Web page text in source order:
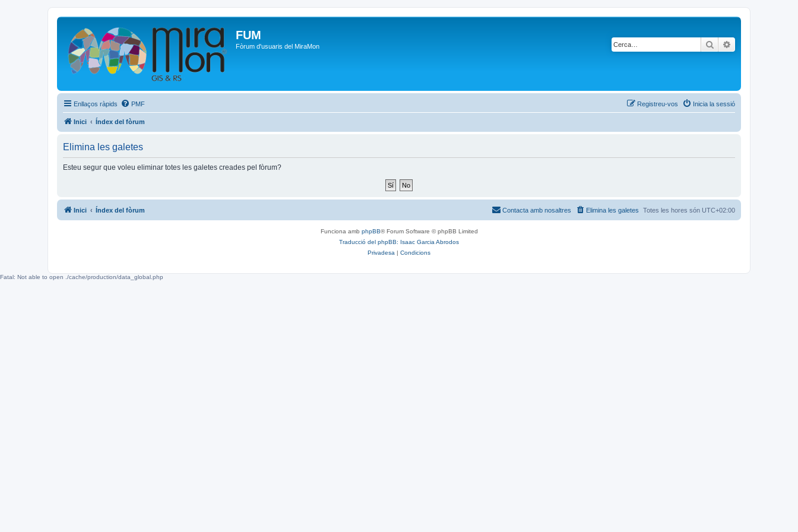
FUM
Fòrum d'usuaris del MiraMon Cerca
Enllaços ràpids PMF Inicia la sessió
Registreu-vos
Inici Índex del fòrum
Elimina les galetes
Esteu segur que voleu eliminar totes les galetes creades pel fòrum?
Inici Índex del fòrum Totes les hores són UTC+02:00
Elimina les galetes
Contacta amb nosaltres
Funciona amb phpBB® Forum Software © phpBB Limited
Traducció del phpBB: Isaac Garcia Abrodos
Privadesa | Condicions
Fatal: Not able to open ./cache/production/data_global.php